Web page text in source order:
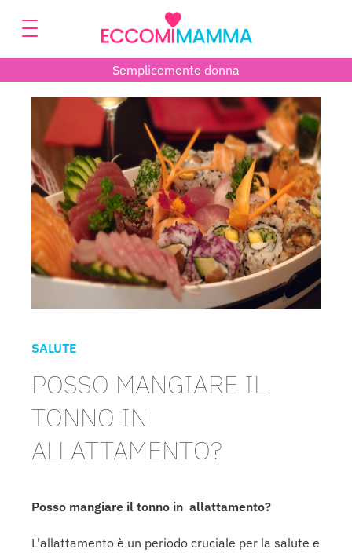
Semplicemente donna
SALUTE
POSSO MANGIARE IL
TONNO IN
ALLATTAMENTO?
Posso mangiare il tonno in allattamento?
L'allattamento è un periodo cruciale per la salute e